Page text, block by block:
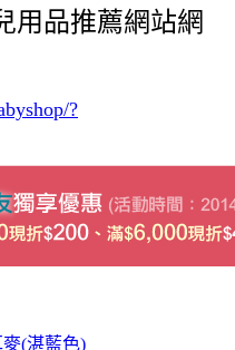
用品推薦網站網
?
麥(湛藍色)